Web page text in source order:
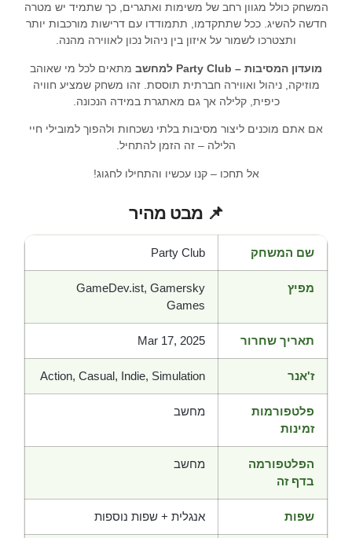
המשחק כולל מגוון רחב של משימות ואתגרים, כך שתמיד יש מטרה
חדשה להשיג. ככל שתתקדמו, תתמודדו עם דרישות מורכבות יותר
ותצטרכו לשמור על איזון בין ניהול נכון לאווירה מהנה.
מועדון המסיבות – Party Club למחשב
מתאים לכל מי שאוהב
מוזיקה, ניהול ואווירה חברתית תוססת. זהו משחק שמציע חוויה
כיפית, קלילה אך גם מאתגרת במידה הנכונה.
אם אתם מוכנים ליצור מסיבות בלתי נשכחות ולהפוך למובילי חיי
הלילה – זה הזמן להתחיל.
אל תחכו – קנו עכשיו והתחילו לחגוג!
📌 מבט מהיר
שם המשחק Party Club
מפיץ
GameDev.ist, Gamersky
Games
תאריך שחרור Mar 17, 2025
ז'אנר Action, Casual, Indie, Simulation
פלטפורמות
זמינות
מחשב
הפלטפורמה
בדף זה
מחשב
שפות אנגלית + שפות נוספות